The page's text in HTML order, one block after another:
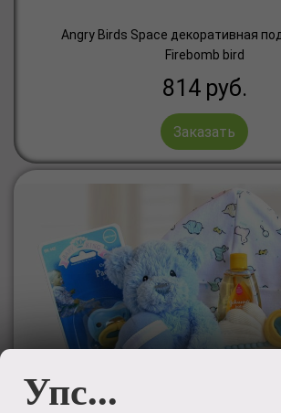
Angry Birds Space декоративная
Firebomb bird
814 руб.
Заказать
Упс...